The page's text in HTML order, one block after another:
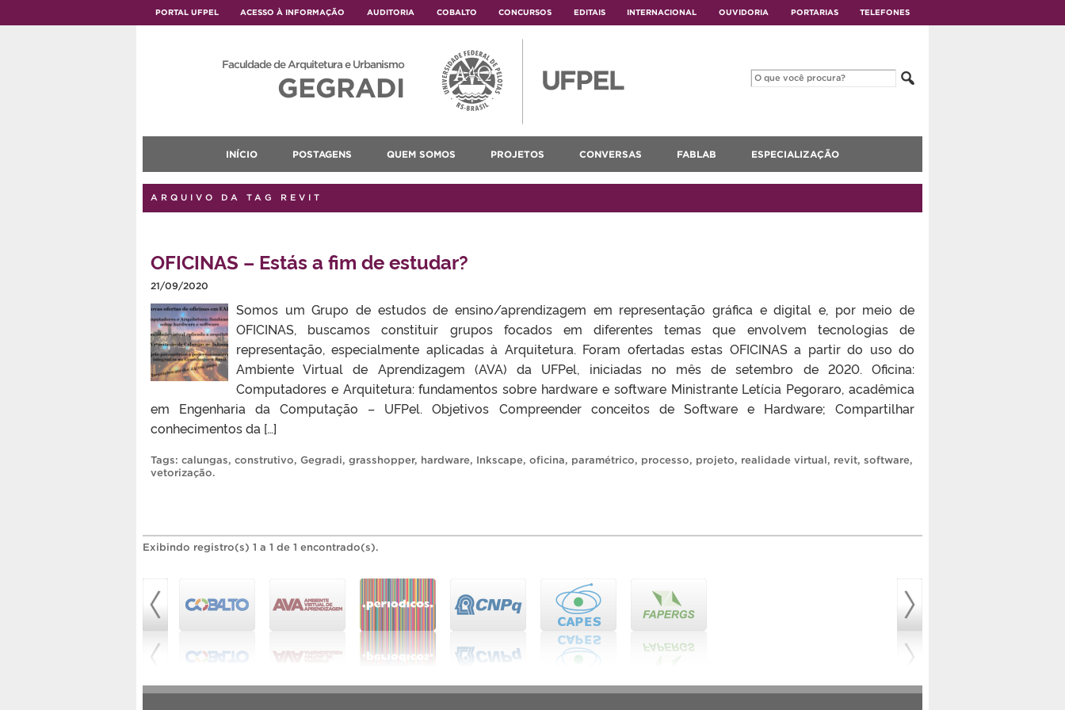
PORTAL UFPEL ACESSO À INFORMAÇÃO AUDITORIA COBALTO CONCURSOS EDITAIS INTERNACIONAL OUVIDORIA PORTARIAS TELEFONES
Faculdade de Arquitetura e Urbanismo
GEGRADI
INÍCIO POSTAGENS QUEM SOMOS PROJETOS CONVERSAS FABLAB ESPECIALIZAÇÃO
ARQUIVO DA TAG REVIT
OFICINAS – Estás a fim de estudar?
21/09/2020
Somos um Grupo de estudos de ensino/aprendizagem em representação gráfica e digital e, por meio de
OFICINAS, buscamos constituir grupos focados em diferentes temas que envolvem tecnologias de
representação, especialmente aplicadas à Arquitetura. Foram ofertadas estas OFICINAS a partir do uso do
Ambiente Virtual de Aprendizagem (AVA) da UFPel, iniciadas no mês de setembro de 2020. Oficina:
Computadores e Arquitetura: fundamentos sobre hardware e software Ministrante Letícia Pegoraro, acadêmica
em Engenharia da Computação – UFPel. Objetivos Compreender conceitos de Software e Hardware; Compartilhar
conhecimentos da […]
Tags: calungas, construtivo, Gegradi, grasshopper, hardware, Inkscape, oficina, paramétrico, processo, projeto, realidade virtual, revit, software,
vetorização.
Exibindo registro(s) 1 a 1 de 1 encontrado(s).